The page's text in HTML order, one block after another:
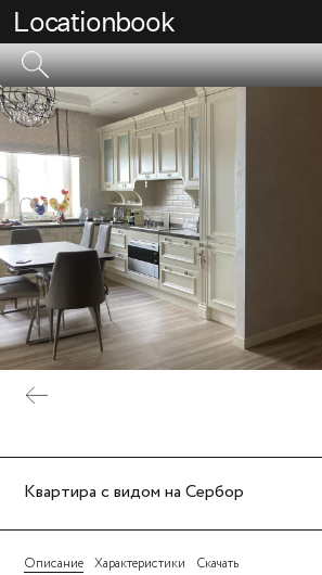
Locationbook
Квартира с видом на Сербор
Описание Характеристики Скачать